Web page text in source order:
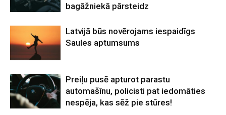
bagāžniekā pārsteidz
Latvijā būs novērojams iespaidīgs
Saules aptumsums
Preiļu pusē apturot parastu
automašīnu, policisti pat iedomāties
nespēja, kas sēž pie stūres!